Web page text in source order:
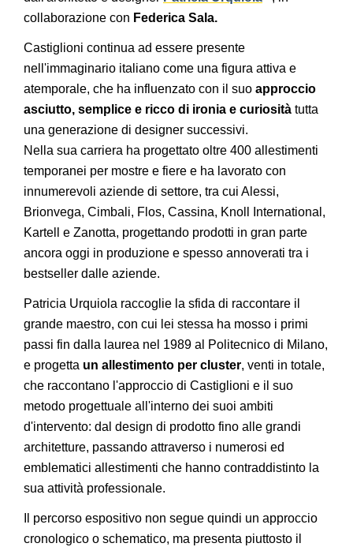
collaborazione con Federica Sala.
Castiglioni continua ad essere presente
nell'immaginario italiano come una figura attiva e
atemporale, che ha influenzato con il suo approccio
asciutto, semplice e ricco di ironia e curiosità tutta
una generazione di designer successivi.
Nella sua carriera ha progettato oltre 400 allestimenti
temporanei per mostre e fiere e ha lavorato con
innumerevoli aziende di settore, tra cui Alessi,
Brionvega, Cimbali, Flos, Cassina, Knoll International,
Kartell e Zanotta, progettando prodotti in gran parte
ancora oggi in produzione e spesso annoverati tra i
bestseller dalle aziende.
Patricia Urquiola raccoglie la sfida di raccontare il
grande maestro, con cui lei stessa ha mosso i primi
passi fin dalla laurea nel 1989 al Politecnico di Milano,
e progetta un allestimento per cluster, venti in totale,
che raccontano l'approccio di Castiglioni e il suo
metodo progettuale all'interno dei suoi ambiti
d'intervento: dal design di prodotto fino alle grandi
architetture, passando attraverso i numerosi ed
emblematici allestimenti che hanno contraddistinto la
sua attività professionale.
Il percorso espositivo non segue quindi un approccio
cronologico o schematico, ma presenta piuttosto il